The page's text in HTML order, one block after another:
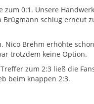
0:1. Unsere
schlug erneut
Nico Brehm erhöhte
trotzdem keine Option.
zum 2:3 ließ die
beim knappen 2:3.